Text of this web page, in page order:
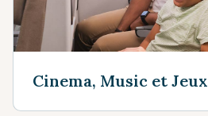
Cinema, Music et Jeux